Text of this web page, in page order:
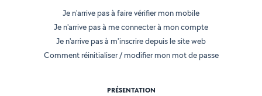
Je n'arrive pas à faire vérifier mon mobile
Je n'arrive pas à me connecter à mon compte
Je n'arrive pas à m'inscrire depuis le site web
Comment réinitialiser / modifier mon mot de passe
PRÉSENTATION